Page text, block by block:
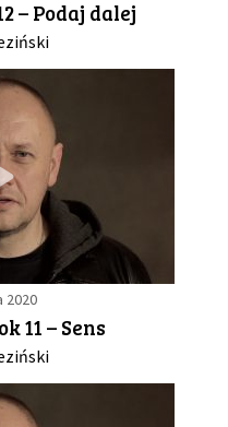
– Podaj dalej
2020
11 – Sens